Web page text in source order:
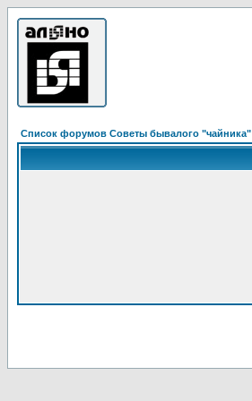
Список форумов Советы бывалого "чайника"